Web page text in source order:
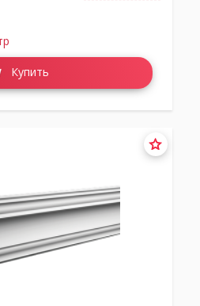
Купить